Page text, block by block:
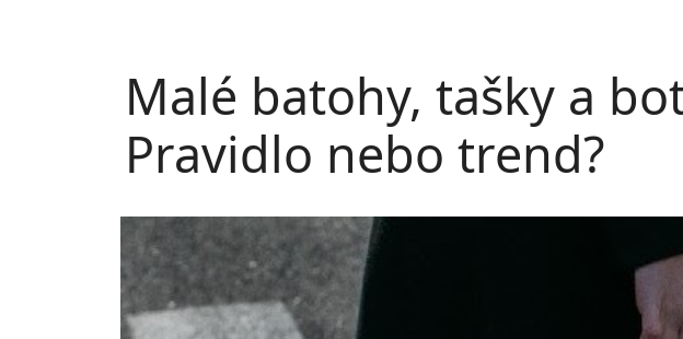
Malé batohy, tašky a
Pravidlo nebo trend?